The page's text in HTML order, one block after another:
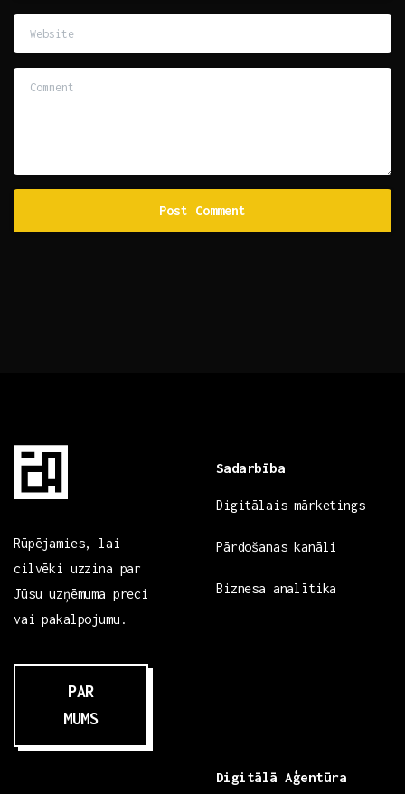
Website
Rūpējamies, lai
cilvēki uzzina par
Jūsu uzņēmuma preci
vai pakalpojumu.
PAR
MUMS
Sadarbība
Digitālais mārketings
Pārdošanas kanāli
Biznesa analītika
Digitālā Aģentūra